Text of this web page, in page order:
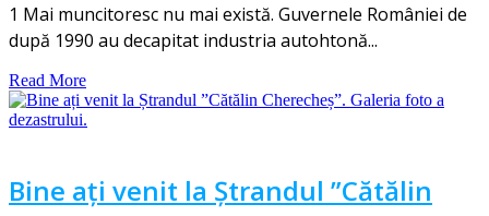
1 Mai muncitoresc nu mai există. Guvernele României de
după 1990 au decapitat industria autohtonă...
Read More
Bine ați venit la Ștrandul ”Cătălin